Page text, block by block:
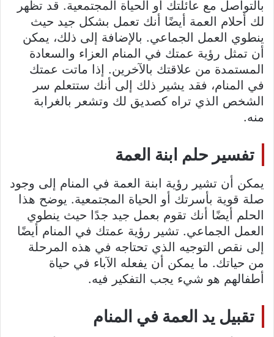
بالتواصل مع عائلتك أو الحياة المجتمعية. قد تظهر
لك أحلام العمة أيضًا أنك تعمل بشكل جيد حيث
ينطوي العمل الجماعي. بالإضافة إلى ذلك، يمكن
أن تمثل رؤية عمتك في المنام العزاء والسعادة
المستمدة من علاقتك بالآخرين. إذا ماتت عمتك
في المنام، فقد يشير ذلك إلى أنك ستتعلم سر
الشخص الذي تراه كصديق لك وتشعر بالغرابة
منه.
تفسير حلم ابنة العمة
يمكن أن تشير رؤية ابنة العمة في المنام إلى وجود
صلة قوية بأسرتك أو الحياة المجتمعية. يوضح هذا
الحلم أيضًا أنك تقوم بعمل جيد جدًا حيث ينطوي
العمل الجماعي. تشير رؤية عمتك في المنام أيضًا
إلى نقص التوجيه الذي تحتاجه في هذه المرحلة
من حياتك. ما يمكن أن يفعله الآباء في حياة
أطفالهم هو شيء يجب التفكير فيه.
تقبيل يد العمة في المنام